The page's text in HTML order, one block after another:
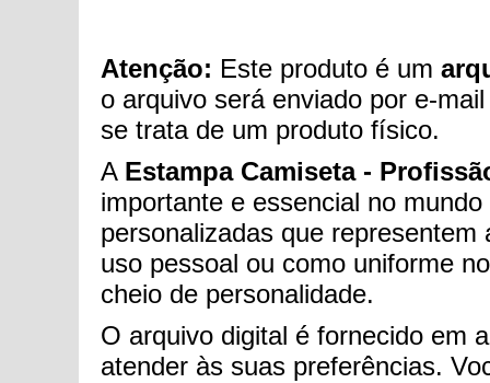
Atenção: Este produto é um
o arquivo será enviado por e-
se trata de um produto físico.
A Estampa Camiseta -
importante e essencial no
personalizadas que
uso pessoal ou como uniforme
cheio de personalidade.
O arquivo digital é fornecido em
atender às suas preferências.